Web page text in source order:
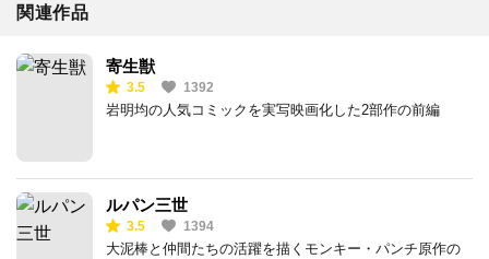
関連作品
寄生獣
3.5 1392
岩明均の人気コミックを実写映画化した2部作の前編
ルパン三世
3.5 1394
大泥棒と仲間たちの活躍を描くモンキー・パンチ原作の